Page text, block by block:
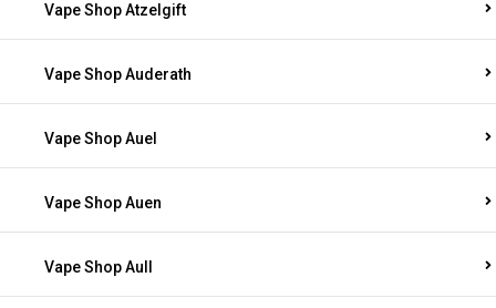
Vape Shop Atzelgift
Vape Shop Auderath
Vape Shop Auel
Vape Shop Auen
Vape Shop Aull